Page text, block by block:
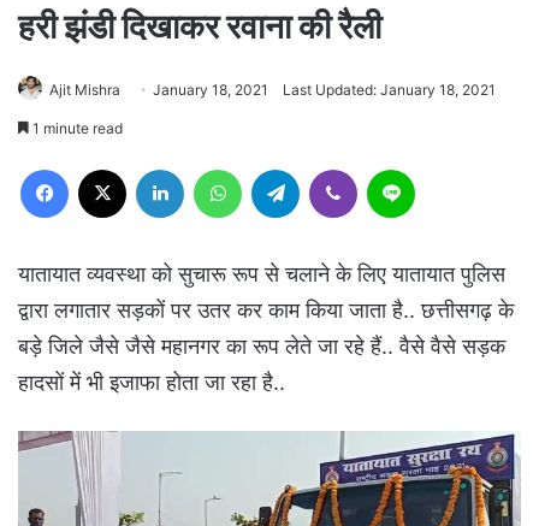
हरी झंडी दिखाकर रवाना की रैली
Ajit Mishra January 18, 2021 Last Updated: January 18, 2021
1 minute read
Facebook LinkedIn WhatsAppTelegram Viber
यातायात व्यवस्था को सुचारू रूप से चलाने के लिए यातायात पुलिस
द्वारा लगातार सड़कों पर उतर कर काम किया जाता है.. छत्तीसगढ़ के
बड़े जिले जैसे जैसे महानगर का रूप लेते जा रहे हैं.. वैसे वैसे सड़क
हादसों में भी इजाफा होता जा रहा है..